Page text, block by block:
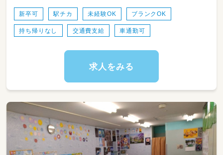
・小学校への訪問
(経験のある方であればお願いすることもあり
ます)
利用している子は
未就学の子がメインほとんどになります♪
《送迎業務》
↓
1人での運転に先輩が同乗
↓
1人での送迎業務へ！！
(心配事は相談できる環境です♪)
新卒可 駅チカ 未経験OK ブランクOK
持ち帰りなし 交通費支給 車通勤可
求人をみる